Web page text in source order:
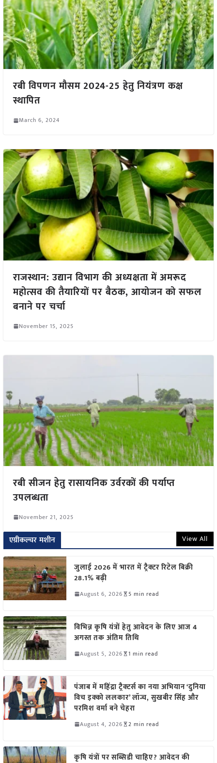
रबी विपणन मौसम 2024-25 हेतु नियंत्रण कक्ष
स्थापित
March 6, 2024
राजस्थान: उद्यान विभाग की अध्यक्षता में अमरूद
महोत्सव की तैयारियों पर बैठक, आयोजन को सफल
बनाने पर चर्चा
November 15, 2025
रबी सीजन हेतु रासायनिक उर्वरकों की पर्याप्त
उपलब्धता
November 21, 2025
एग्रीकल्चर मशीन View All
जुलाई 2026 में भारत में ट्रैक्टर रिटेल बिक्री
28.1% बढ़ी
August 6, 2026 5 min read
विभिन्न कृषि यंत्रों हेतु आवेदन के लिए आज 4
अगस्त तक अंतिम तिथि
August 5, 2026 1 min read
पंजाब में महिंद्रा ट्रैक्टर्स का नया अभियान ‘दुनिया
विच इक्को ललकार’ लॉन्च, सुखबीर सिंह और
परमिश वर्मा बने चेहरा
August 4, 2026 2 min read
कृषि यंत्रों पर सब्सिडी चाहिए? आवेदन की